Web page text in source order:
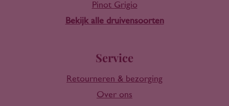
Pinot Grigio
Bekijk alle druivensoorten
Service
Retourneren & bezorging
Over ons